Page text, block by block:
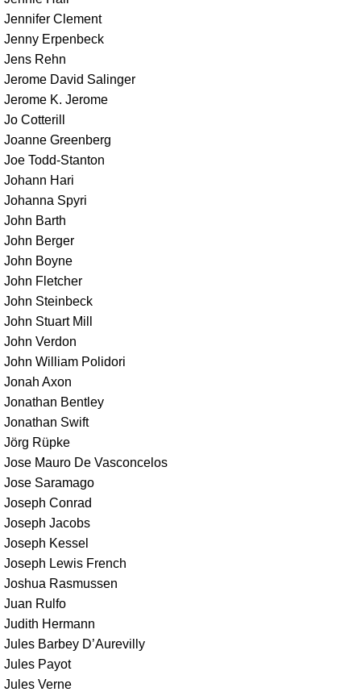
Jennifer Clement
Jenny Erpenbeck
Jens Rehn
Jerome David Salinger
Jerome K. Jerome
Jo Cotterill
Joanne Greenberg
Joe Todd-Stanton
Johann Hari
Johanna Spyri
John Barth
John Berger
John Boyne
John Fletcher
John Steinbeck
John Stuart Mill
John Verdon
John William Polidori
Jonah Axon
Jonathan Bentley
Jonathan Swift
Jörg Rüpke
Jose Mauro De Vasconcelos
Jose Saramago
Joseph Conrad
Joseph Jacobs
Joseph Kessel
Joseph Lewis French
Joshua Rasmussen
Juan Rulfo
Judith Hermann
Jules Barbey D’Aurevilly
Jules Payot
Jules Verne